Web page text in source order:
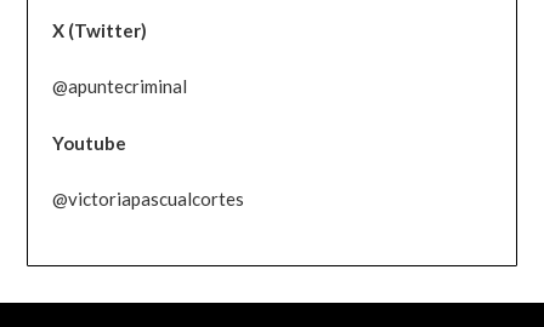
X (Twitter)
@apuntecriminal
Youtube
@victoriapascualcortes